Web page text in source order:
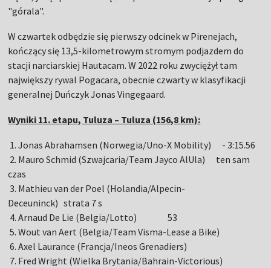
"górala".
W czwartek odbędzie się pierwszy odcinek w Pirenejach,
kończący się 13,5-kilometrowym stromym podjazdem do
stacji narciarskiej Hautacam. W 2022 roku zwyciężył tam
największy rywal Pogacara, obecnie czwarty w klasyfikacji
generalnej Duńczyk Jonas Vingegaard.
Wyniki 11. etapu, Tuluza – Tuluza (156,8 km):
1. Jonas Abrahamsen (Norwegia/Uno-X Mobility) - 3:15.56
2. Mauro Schmid (Szwajcaria/Team Jayco AlUla) ten sam
czas
3. Mathieu van der Poel (Holandia/Alpecin-
Deceuninck) strata 7 s
4. Arnaud De Lie (Belgia/Lotto) 53
5. Wout van Aert (Belgia/Team Visma-Lease a Bike)
6. Axel Laurance (Francja/Ineos Grenadiers)
7. Fred Wright (Wielka Brytania/Bahrain-Victorious)